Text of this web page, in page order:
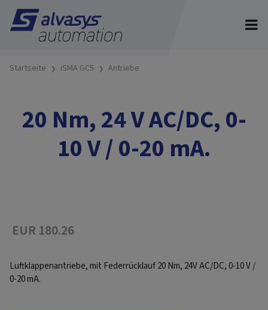
Startseite iSMA GC5 Antriebe
20 Nm, 24 V AC/DC, 0-
10 V / 0-20 mA.
EUR 180.26
Luftklappenantriebe, mit Federrücklauf 20 Nm, 24V AC/DC, 0-10 V /
0-20 mA.